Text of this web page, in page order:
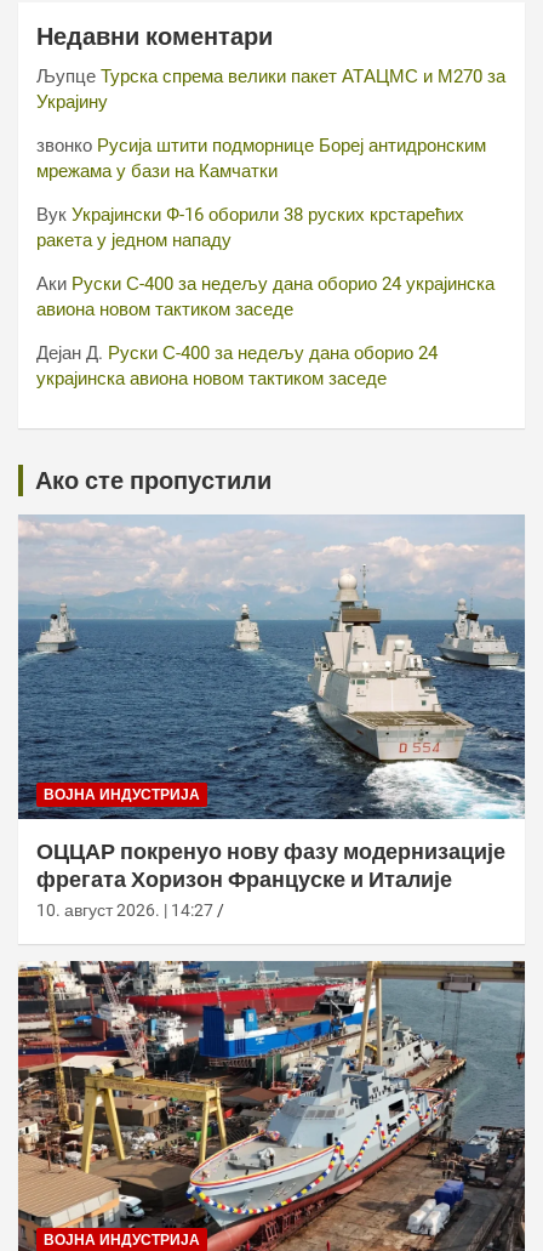
Недавни коментари
Љупце Турска спрема велики пакет АТАЦМС и М270 за
Украјину
звонко Русија штити подморнице Бореј антидронским
мрежама у бази на Камчатки
Вук Украјински Ф-16 оборили 38 руских крстарећих
ракета у једном нападу
Аки Руски С-400 за недељу дана оборио 24 украјинска
авиона новом тактиком заседе
Дејан Д. Руски С-400 за недељу дана оборио 24
украјинска авиона новом тактиком заседе
Ако сте пропустили
ВОЈНА ИНДУСТРИЈА
ОЦЦАР покренуо нову фазу модернизације
фрегата Хоризон Француске и Италије
10. август 2026. | 14:27
ВОЈНА ИНДУСТРИЈА